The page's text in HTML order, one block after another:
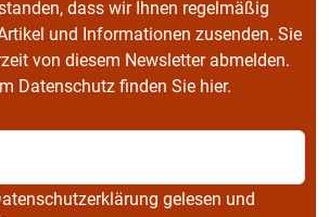
dass wir Ihnen regelmäßig
und Informationen zusenden. Sie
von diesem Newsletter abmelden.
Datenschutz finden Sie hier.
gelesen und